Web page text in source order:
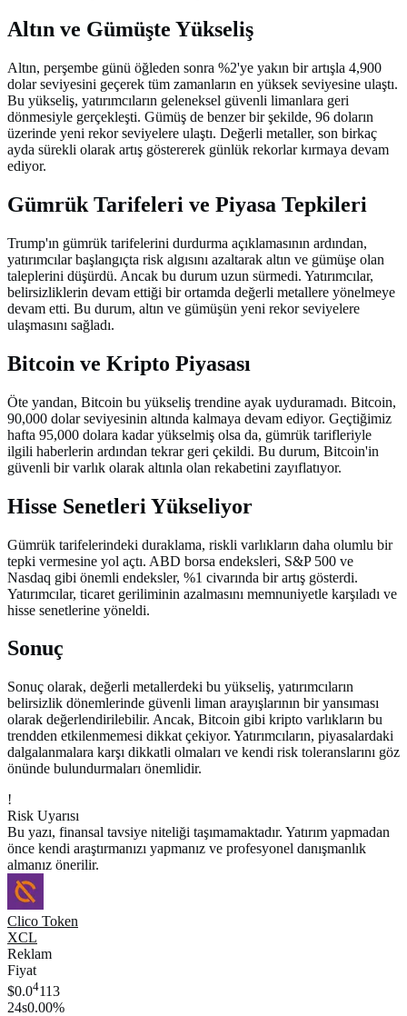
Altın ve Gümüşte Yükseliş
Altın, perşembe günü öğleden sonra %2'ye yakın bir artışla 4,900
dolar seviyesini geçerek tüm zamanların en yüksek seviyesine ulaştı.
Bu yükseliş, yatırımcıların geleneksel güvenli limanlara geri
dönmesiyle gerçekleşti. Gümüş de benzer bir şekilde, 96 doların
üzerinde yeni rekor seviyelere ulaştı. Değerli metaller, son birkaç
ayda sürekli olarak artış göstererek günlük rekorlar kırmaya devam
ediyor.
Gümrük Tarifeleri ve Piyasa Tepkileri
Trump'ın gümrük tarifelerini durdurma açıklamasının ardından,
yatırımcılar başlangıçta risk algısını azaltarak altın ve gümüşe olan
taleplerini düşürdü. Ancak bu durum uzun sürmedi. Yatırımcılar,
belirsizliklerin devam ettiği bir ortamda değerli metallere yönelmeye
devam etti. Bu durum, altın ve gümüşün yeni rekor seviyelere
ulaşmasını sağladı.
Bitcoin ve Kripto Piyasası
Öte yandan, Bitcoin bu yükseliş trendine ayak uyduramadı. Bitcoin,
90,000 dolar seviyesinin altında kalmaya devam ediyor. Geçtiğimiz
hafta 95,000 dolara kadar yükselmiş olsa da, gümrük tarifleriyle
ilgili haberlerin ardından tekrar geri çekildi. Bu durum, Bitcoin'in
güvenli bir varlık olarak altınla olan rekabetini zayıflatıyor.
Hisse Senetleri Yükseliyor
Gümrük tarifelerindeki duraklama, riskli varlıkların daha olumlu bir
tepki vermesine yol açtı. ABD borsa endeksleri, S&P 500 ve
Nasdaq gibi önemli endeksler, %1 civarında bir artış gösterdi.
Yatırımcılar, ticaret geriliminin azalmasını memnuniyetle karşıladı ve
hisse senetlerine yöneldi.
Sonuç
Sonuç olarak, değerli metallerdeki bu yükseliş, yatırımcıların
belirsizlik dönemlerinde güvenli liman arayışlarının bir yansıması
olarak değerlendirilebilir. Ancak, Bitcoin gibi kripto varlıkların bu
trendden etkilenmemesi dikkat çekiyor. Yatırımcıların, piyasalardaki
dalgalanmalara karşı dikkatli olmaları ve kendi risk toleranslarını göz
önünde bulundurmaları önemlidir.
!
Risk Uyarısı
Bu yazı, finansal tavsiye niteliği taşımamaktadır. Yatırım yapmadan
önce kendi araştırmanızı yapmanız ve profesyonel danışmanlık
almanız önerilir.
Clico Token
XCL
Reklam
Fiyat
$0.04113
24s0.00%